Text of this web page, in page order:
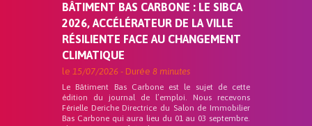
BÂTIMENT BAS CARBONE : LE SIBCA
2026, ACCÉLÉRATEUR DE LA VILLE
RÉSILIENTE FACE AU CHANGEMENT
CLIMATIQUE
le 15/07/2026 - Durée 8 minutes
Le Bâtiment Bas Carbone est le sujet de cette
édition du journal de l’emploi. Nous recevons
Férielle Deriche Directrice du Salon de Immobilier
Bas Carbone qui aura lieu du 01 au 03 septembre.